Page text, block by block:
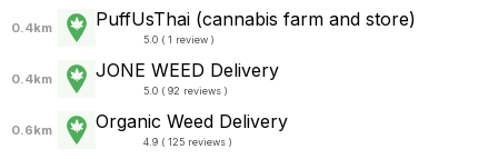
0.4km PuffUsThai (cannabis farm and store)
5.0 ( 1 review )
0.4km JONE WEED Delivery
5.0 ( 92 reviews )
0.6km Organic Weed Delivery
4.9 ( 125 reviews )